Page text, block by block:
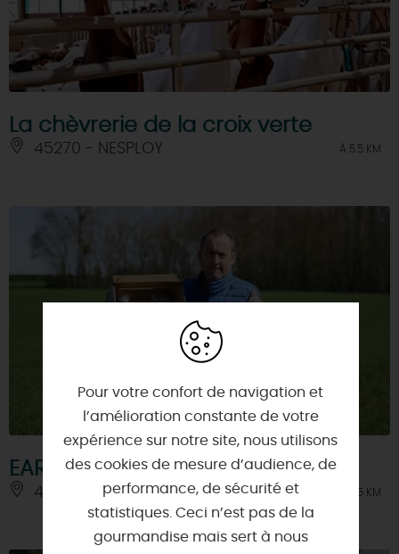
La chèvrerie de la croix verte
45270 - NESPLOY À 5.5 KM
EARL Roussial
45340 - NANCRAY-SUR-RIMARDE À 5.5 KM
Pour votre confort de navigation et
l’amélioration constante de votre
expérience sur notre site, nous utilisons
des cookies de mesure d’audience, de
performance, de sécurité et
statistiques. Ceci n’est pas de la
gourmandise mais sert à nous